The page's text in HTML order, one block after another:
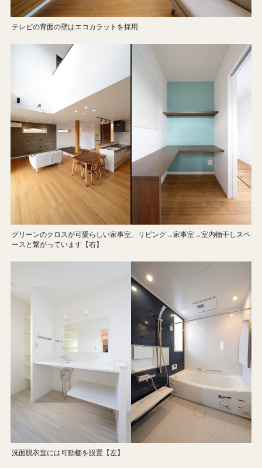
テレビの背面の壁はエコカラットを採用
グリーンのクロスが可愛らしい家事室。リビング→家事室→室内物干しスペ
ースと繋がっています【右】
洗面脱衣室には可動棚を設置【左】